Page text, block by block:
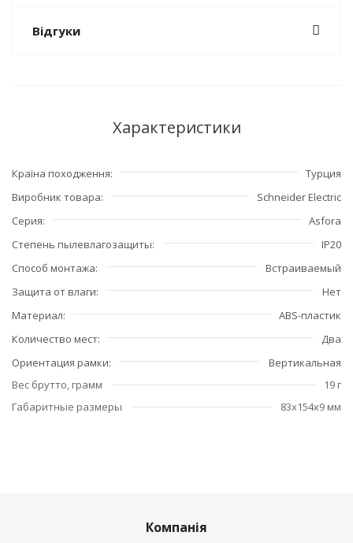
Відгуки
Характеристики
Країна походження
Турция
Виробник товара
Schneider Electric
Серия
Asfora
Степень пылевлагозащиты
IP20
Способ монтажа
Встраиваемый
Защита от влаги
Нет
Материал
ABS-пластик
Количество мест
Два
Ориентация рамки
Вертикальная
Вес брутто, грамм
19 г
Габаритные размеры
83x154x9 мм
Компанія